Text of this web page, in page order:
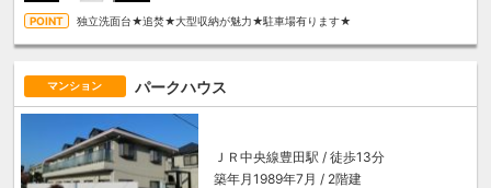
独立洗面台★追焚★大型収納が魅力★駐車場有ります★
マンション パークハウス
ＪＲ中央線豊田駅 / 徒歩13分
築年月1989年7月 / 2階建